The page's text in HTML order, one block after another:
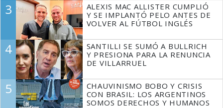
3
ALEXIS MAC ALLISTER CUMPLIÓ
Y SE IMPLANTÓ PELO ANTES DE
VOLVER AL FÚTBOL INGLÉS
4
SANTILLI SE SUMÓ A BULLRICH
Y PRESIONA PARA LA RENUNCIA
DE VILLARRUEL
5
CHAUVINISMO BOBO Y CRISIS
CON BRASIL: LOS ARGENTINOS
SOMOS DERECHOS Y HUMANOS